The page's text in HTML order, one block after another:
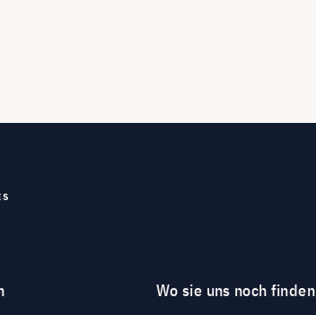
Wo sie uns noch finden